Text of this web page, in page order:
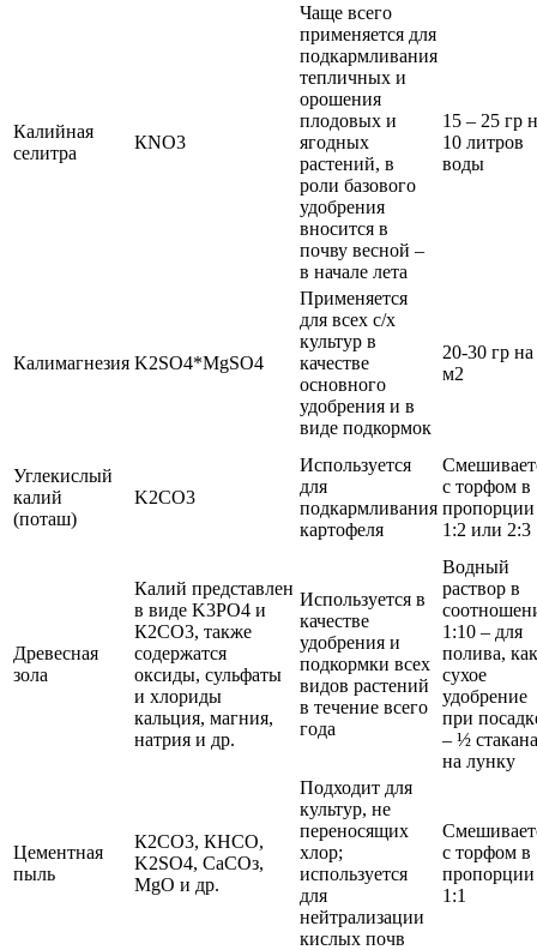
Калийная
селитра
КNO3
Чаще всего
применяется для
подкармливания
тепличных и
орошения
плодовых и
ягодных
растений, в
роли базового
удобрения
вносится в
почву весной –
в начале лета
15 – 25 гр
10 литров
воды
Калимагнезия K2SO4*MgSO4
Применяется
для всех с/х
культур в
качестве
основного
удобрения и в
виде подкормок
20-30 гр на
м2
Углекислый
калий
(поташ)
K2CO3
Используется
для
подкармливания
картофеля
с торфом в
пропорции
1:2 или 2:3
Древесная
зола
Калий представлен
в виде K3PO4 и
К2СО3, также
содержатся
оксиды, сульфаты
и хлориды
кальция, магния,
натрия и др.
Используется в
качестве
удобрения и
подкормки всех
видов растений
в течение всего
года
Водный
раствор в
1:10 – для
полива, как
сухое
удобрение
при
– ½ стакана
на лунку
Цементная
пыль
К2СО3, КНСО,
K2SO4, СаСОз,
MgO и др.
Подходит для
культур, не
переносящих
хлор;
используется
для
нейтрализации
кислых почв
с торфом в
пропорции
1:1